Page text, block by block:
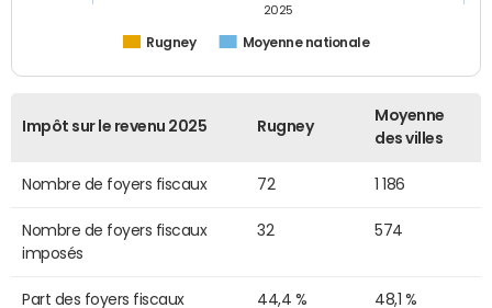
Rugney Moyenne nationale
2025
Impôt sur le revenu 2025 Rugney
Moyenne
des villes
Nombre de foyers fiscaux 72 1 186
Nombre de foyers fiscaux
imposés
32 574
Part des foyers fiscaux
44,4 % 48,1 %